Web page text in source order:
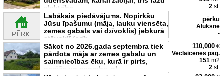
elektrība.
2 st.
Labākais piedāvājums. Nopirkšu
Jūsu īpašumu (māja, lauku viensēta,
zemes gabals vai dzīvoklis) jebkurā
stāvoklī (ar/b
pērku
Alūksne
-
Sākot no 2026.gada septembra tiek
pārdota māja ar zemes gabalu un
saimniecības ēku, kurā ir pirts,
garāža un pagrabs, gl
110,000 €
Veclaicenes pag.
151 m2
2 st.